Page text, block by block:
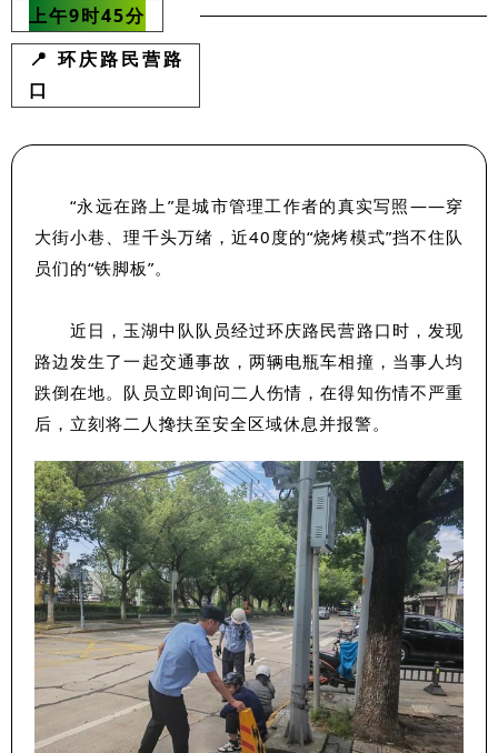
上午9时45分
📍 环庆路民营路
口
“永远在路上”是城市管理工作者的真实写照——穿
大街小巷、理千头万绪，近40度的“烧烤模式”挡不住队
员们的“铁脚板”。
近日，玉湖中队队员经过环庆路民营路口时，发现
路边发生了一起交通事故，两辆电瓶车相撞，当事人均
跌倒在地。队员立即询问二人伤情，在得知伤情不严重
后，立刻将二人搀扶至安全区域休息并报警。